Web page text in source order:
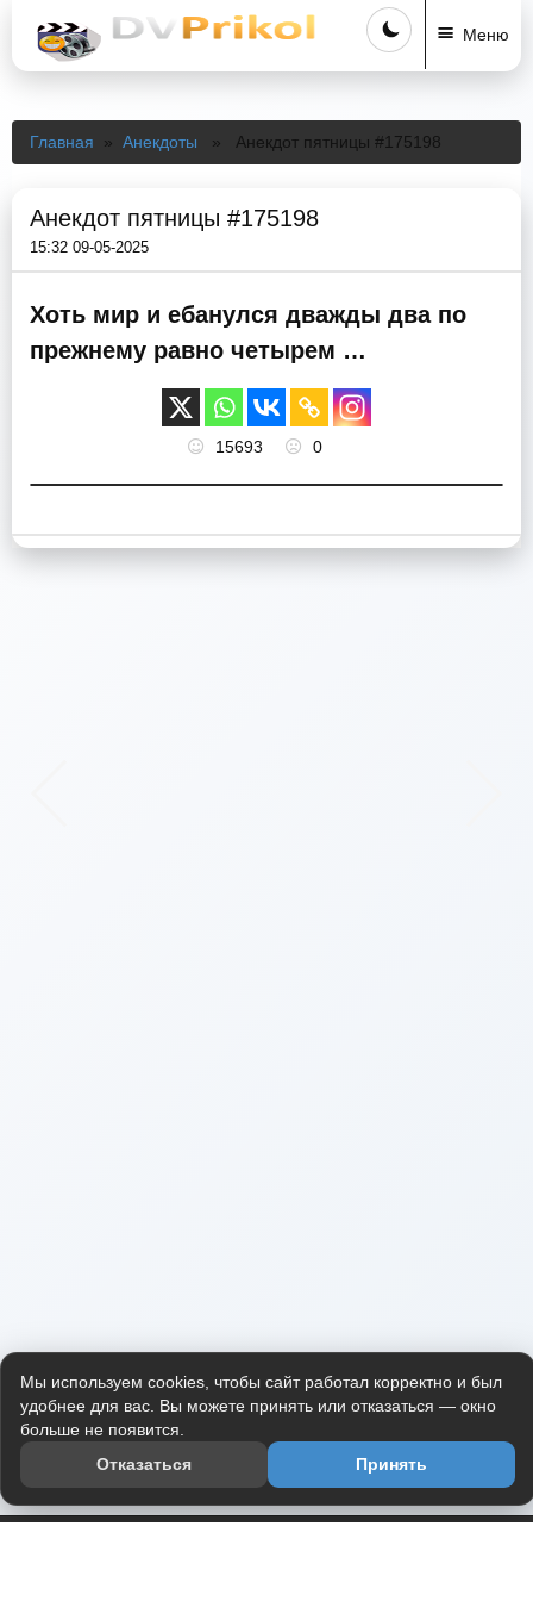
Меню
Главная » Анекдоты » Анекдот пятницы #175198
Анекдот пятницы #175198
15:32 09-05-2025
Хоть мир и ебанулся дважды два по
прежнему равно четырем …
15693 0
Мы используем cookies, чтобы сайт работал корректно и был
удобнее для вас. Вы можете принять или отказаться — окно
больше не появится.
Отказаться
Принять